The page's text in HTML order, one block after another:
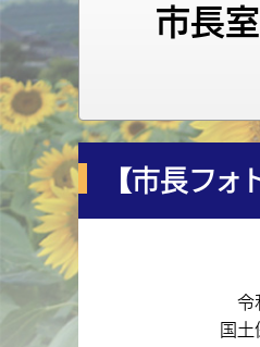
市長室
【市長フ
令
国